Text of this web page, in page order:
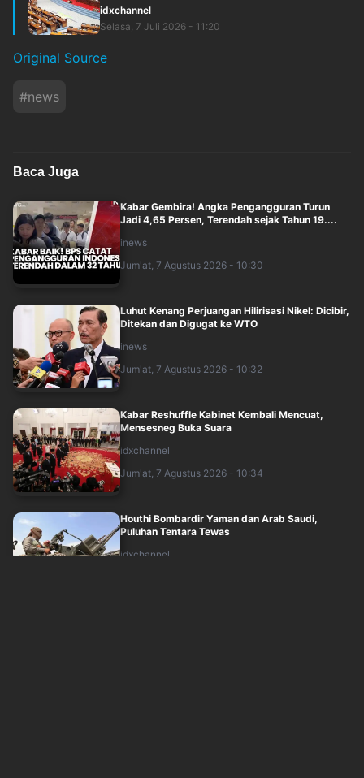
idxchannel
Selasa, 7 Juli 2026 - 11:20
Original Source
#news
Baca Juga
Kabar Gembira! Angka Pengangguran Turun
Jadi 4,65 Persen, Terendah sejak Tahun 19....
inews
Jum'at, 7 Agustus 2026 - 10:30
Luhut Kenang Perjuangan Hilirisasi Nikel: Dicibir,
Ditekan dan Digugat ke WTO
inews
Jum'at, 7 Agustus 2026 - 10:32
Kabar Reshuffle Kabinet Kembali Mencuat,
Mensesneg Buka Suara
idxchannel
Jum'at, 7 Agustus 2026 - 10:34
Houthi Bombardir Yaman dan Arab Saudi,
Puluhan Tentara Tewas
idxchannel